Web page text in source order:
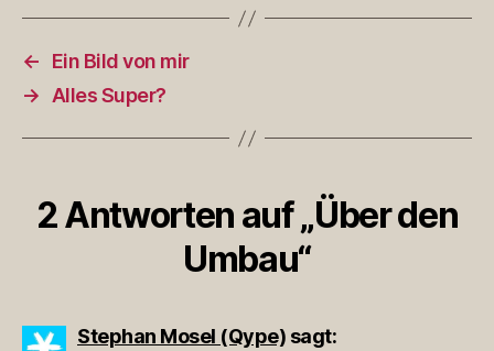
←
Ein Bild von mir
→
Alles Super?
2 Antworten auf „Über den
Umbau“
Stephan Mosel (Qype) sagt: